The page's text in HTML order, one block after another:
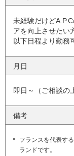
未経験だけど
アを向上させたい
以下日程より勤務
月日
即日～（ご相談の
備考
フランスを代表す
ランドです。